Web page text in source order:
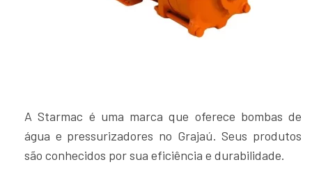
A Starmac é uma marca que oferece bombas de
água e pressurizadores no Grajaú. Seus produtos
são conhecidos por sua eficiência e durabilidade.